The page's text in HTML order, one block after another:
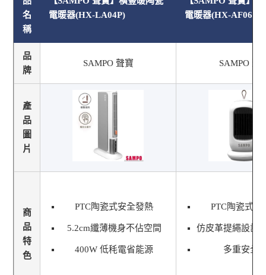
名
稱
電暖器(HX-LA04P)
電暖器(HX-AF06P)
品
牌
SAMPO 聲寶 SAMPO 聲
產
品
圖
片
商
品
特
色
PTC陶瓷式安全發熱
5.2cm纖薄機身不佔空間
400W 低秏電省能源
PTC陶瓷式安
仿皮革提繩設計
多重安全